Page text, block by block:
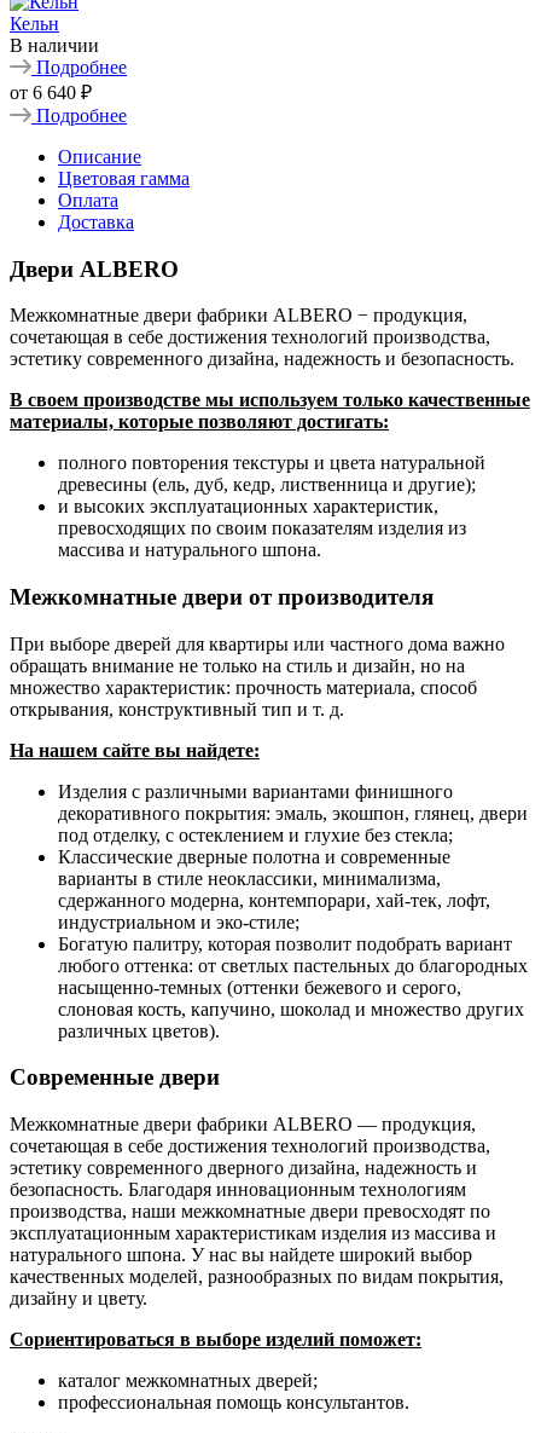
Кельн
В наличии
Подробнее
от 6 640 ₽
Подробнее
Описание
Цветовая гамма
Оплата
Доставка
Двери ALBERO
Межкомнатные двери фабрики ALBERO − продукция,
сочетающая в себе достижения технологий производства,
эстетику современного дизайна, надежность и безопасность.
В своем производстве мы используем только качественные
материалы, которые позволяют достигать:
полного повторения текстуры и цвета натуральной
древесины (ель, дуб, кедр, лиственница и другие);
и высоких эксплуатационных характеристик,
превосходящих по своим показателям изделия из
массива и натурального шпона.
Межкомнатные двери от производителя
При выборе дверей для квартиры или частного дома важно
обращать внимание не только на стиль и дизайн, но на
множество характеристик: прочность материала, способ
открывания, конструктивный тип и т. д.
На нашем сайте вы найдете:
Изделия с различными вариантами финишного
декоративного покрытия: эмаль, экошпон, глянец, двери
под отделку, с остеклением и глухие без стекла;
Классические дверные полотна и современные
варианты в стиле неоклассики, минимализма,
сдержанного модерна, контемпорари, хай-тек, лофт,
индустриальном и эко-стиле;
Богатую палитру, которая позволит подобрать вариант
любого оттенка: от светлых пастельных до благородных
насыщенно-темных (оттенки бежевого и серого,
слоновая кость, капучино, шоколад и множество других
различных цветов).
Современные двери
Межкомнатные двери фабрики ALBERO — продукция,
сочетающая в себе достижения технологий производства,
эстетику современного дверного дизайна, надежность и
безопасность. Благодаря инновационным технологиям
производства, наши межкомнатные двери превосходят по
эксплуатационным характеристикам изделия из массива и
натурального шпона. У нас вы найдете широкий выбор
качественных моделей, разнообразных по видам покрытия,
дизайну и цвету.
Сориентироваться в выборе изделий поможет:
каталог межкомнатных дверей;
профессиональная помощь консультантов.